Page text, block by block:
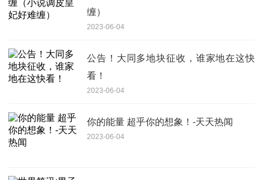
缠）
2023-06-04
公告！大同多地块征收，谁家地在这快
看！
2023-06-04
你的能量 超乎你的想象！-天天热闻
2023-06-04